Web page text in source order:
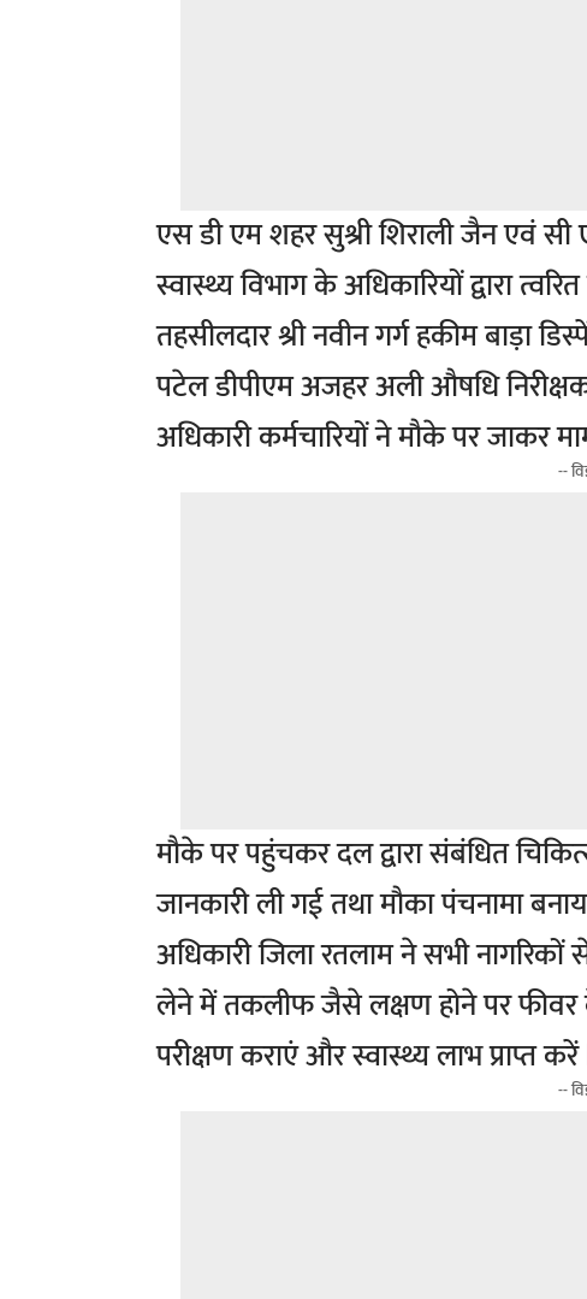
एस डी एम शहर सुश्री शिराली जैन एवं
स्वास्थ्य विभाग के अधिकारियों द्वारा
तहसीलदार श्री नवीन गर्ग हकीम बाड़ा
पटेल डीपीएम अजहर अली औषधि
अधिकारी कर्मचारियों ने मौके पर जाकर
--
मौके पर पहुंचकर दल द्वारा संबंधित
जानकारी ली गई तथा मौका पंचनामा
अधिकारी जिला रतलाम ने सभी
लेने में तकलीफ जैसे लक्षण होने पर फीवर
परीक्षण कराएं और स्वास्थ्य लाभ प्राप्त
--